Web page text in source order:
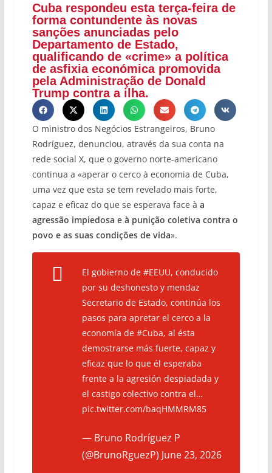
Cuba respondeu esta terça-feira de
forma contundente às novas
sanções anunciadas pelo
Departamento de Estado,
qualificando de «crime» a política
de asfixia económica promovida
pela Administração de Donald
Trump contra a ilha.
O ministro dos Negócios Estrangeiros, Bruno
Rodríguez, denunciou, através da sua conta na
rede social X, que o governo norte-americano
continua a «aperar o cerco à economia de Cuba,
uma vez que esta se tem revelado mais forte,
capaz e eficaz do que se esperava face à a
agressão impiedosa e à punição coletiva contra o
povo e as suas condições de vida».
El gobierno de #EEUU, conducido
por su deshonesto y mendaz
Secretario de Estado, continúa los
pasos para apretar el cerco a la
economía de #Cuba, al ésta
demostrarse más fuerte, capaz y
eficaz que lo que él esperaba
frente a la agresión despiadada y
el castigo colectivo contra el…
pic.twitter.com/baqHMMRM85
— Bruno Rodríguez P
(@BrunoRguezP) June 23, 2026